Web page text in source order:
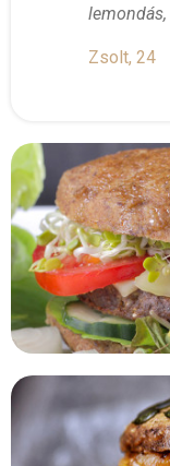
lemondás,
Zsolt, 24